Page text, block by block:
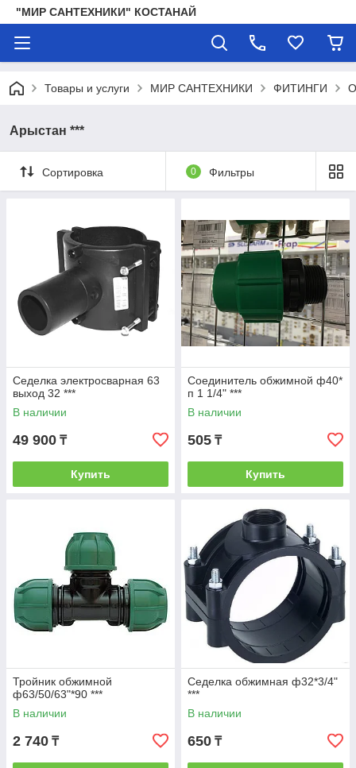
"МИР САНТЕХНИКИ" КОСТАНАЙ
Товары и услуги МИР САНТЕХНИКИ ФИТИНГИ
Арыстан ***
Сортировка 0 Фильтры
Седелка электросварная 63
выход 32 ***
В наличии
49 900 ₸
Купить
Соединитель обжимной ф40*
п 1 1/4" ***
В наличии
505 ₸
Купить
Тройник обжимной
ф63/50/63"*90 ***
В наличии
2 740 ₸
Седелка обжимная ф32*3/4"
***
В наличии
650 ₸